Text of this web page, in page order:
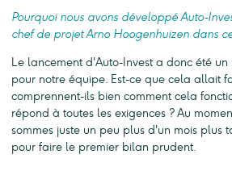
Pourquoi nous avons développé Auto-
chef de projet Arno Hoogenhuizen dans
Le lancement d'Auto-Invest a donc été un
pour notre équipe. Est-ce que cela allait
comprennent-ils bien comment cela
répond à toutes les exigences ? Au
sommes juste un peu plus d'un mois plus
pour faire le premier bilan prudent.